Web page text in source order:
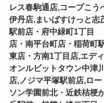
レス春駒通店,コープこう
伊丹店,まいばすけっと志
駅前店・府中緑町1丁目
店・南平台町店・稲荷町
東店・方南1丁目店,エディ
オンルビットタウン中津川
店,ノジマ平塚駅前店,ロー
ソン学園前北・近鉄桔梗